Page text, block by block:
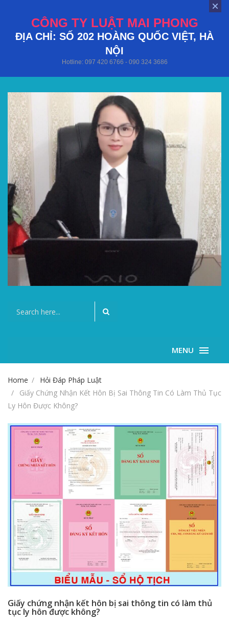
CÔNG TY LUẬT MAI PHONG
ĐỊA CHỈ: SỐ 202 HOÀNG QUỐC VIỆT, HÀ
NỘI
Hotline: 097 420 6766 - 090 324 3686
MENU
Home
Hỏi Đáp Pháp Luật
Giấy Chứng Nhận Kết Hôn Bị Sai Thông Tin Có Làm Thủ Tục
Ly Hôn Được Không?
Giấy chứng nhận kết hôn bị sai thông tin có làm thủ
tục ly hôn được không?